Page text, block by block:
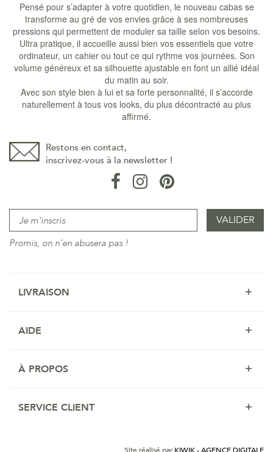
Pensé pour s’adapter à votre quotidien, le nouveau cabas se
transforme au gré de vos envies grâce à ses nombreuses
pressions qui permettent de moduler sa taille selon vos besoins.
Ultra pratique, il accueille aussi bien vos essentiels que votre
ordinateur, un cahier ou tout ce qui rythme vos journées. Son
volume généreux et sa silhouette ajustable en font un allié idéal
du matin au soir.
Avec son style bien à lui et sa forte personnalité, il s’accorde
naturellement à tous vos looks, du plus décontracté au plus
affirmé.
Restons en contact,
inscrivez-vous à la newsletter !
Promis, on n'en abusera pas !
LIVRAISON
AIDE
À PROPOS
SERVICE CLIENT